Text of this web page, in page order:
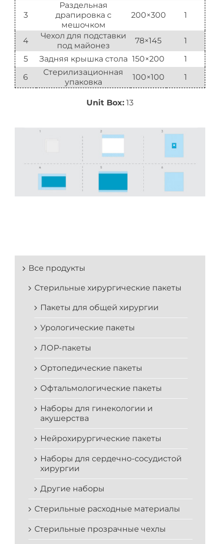
3
Раздельная
драпировка с
мешочком
200×300 1
4
Чехол для подставки
под майонез
78×145
1
5
Задняя крышка стола 150×200
1
6
Стерилизационная
упаковка
100×100 1
Unit Box: 13
Все продукты
Стерильные хирургические пакеты
Пакеты для общей хирургии
Урологические пакеты
ЛОР-пакеты
Ортопедические пакеты
Офтальмологические пакеты
Наборы для гинекологии и
акушерства
Нейрохирургические пакеты
Наборы для сердечно-сосудистой
хирургии
Другие наборы
Стерильные расходные материалы
Стерильные прозрачные чехлы